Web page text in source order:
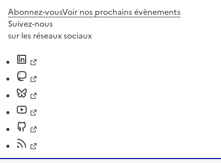
Abonnez-vousVoir nos prochains évènements
Suivez-nous
sur les réseaux sociaux